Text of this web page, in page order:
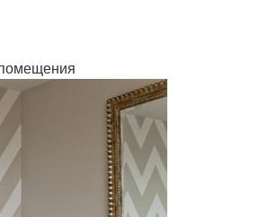
помещения